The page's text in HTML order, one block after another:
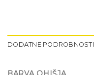
DODATNE PODROBNOSTI